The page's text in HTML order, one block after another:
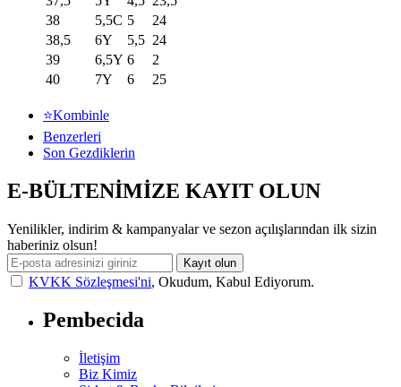
38
5,5C 5
24
38,5
6Y 5,5 24
39
6,5Y 6
2
40
7Y 6 25
⭐Kombinle
Benzerleri
Son Gezdiklerin
E-BÜLTENİMİZE KAYIT OLUN
Yenilikler, indirim & kampanyalar ve sezon açılışlarından ilk sizin
haberiniz olsun!
Kayıt olun
KVKK Sözleşmesi'ni, Okudum, Kabul Ediyorum.
Pembecida
İletişim
Biz Kimiz